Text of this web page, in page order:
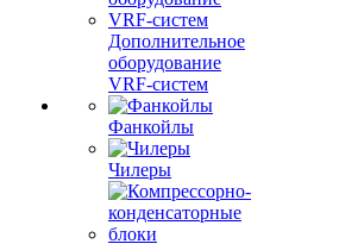
Дополнительное
оборудование
VRF-систем
Фанкойлы
Чилеры